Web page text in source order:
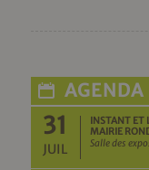
AGENDA
31
JUIL
INSTANT ET
MAIRIE
Salle des